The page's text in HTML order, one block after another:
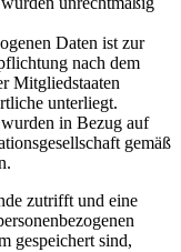
Daten ist zur
nach dem
Mitgliedstaaten
unterliegt.
in Bezug auf
gemäß
zutrifft und eine
gespeichert sind,